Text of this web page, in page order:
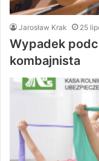
Jarosław Krak 25
Wypadek
kombajnista